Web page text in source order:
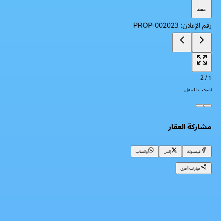
حفظ
رقم الإعلان:
PROP-002023
1
/
2
اسحب للتنقل
مشاركة العقار
فيسبوك إكس
واتساب
خيارات أخرى